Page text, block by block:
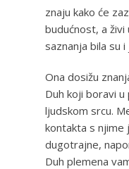
znaju kako će
budućnost, a živi
saznanja bila su
Ona dosižu
Duh koji boravi
ljudskom srcu.
kontakta s njime
dugotrajne,
Duh plemena